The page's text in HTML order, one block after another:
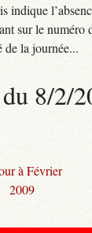
indique
sur le numéro
de la journée...
8/2/
à Février
2009